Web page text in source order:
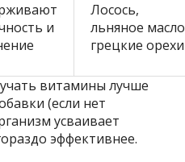
и
Лосось,
льняное
грецкие орехи
витамины лучше
(если нет
усваивает
эффективнее.